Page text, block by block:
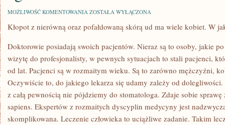
MOŻLIWOŚĆ KOMENTOWANIA W
PORACH
NA
ZGRABNE
CIAŁO
ZOSTAŁA WYŁĄCZONA
Kłopot z nierówną oraz pofałdowaną skórą ud ma wiele kobiet. W
Doktorowie posiadają swoich pacjentów. Nieraz są to osoby, jakie
wizytę do profesjonalisty, w pewnych sytuacjach to stali pacjenci,
od lat. Pacjenci są w rozmaitym wieku. Są to zarówno mężczyźni,
Oczywiście to, do jakiego lekarza się udamy zależy od
z całą pewnością nie pójdziemy do stomatologa. Zdaje sobie
sapiens. Ekspertów z rozmaitych dyscyplin medycyny jest
skomplikowana. Leczenie człowieka to uciążliwe zadanie. Takim